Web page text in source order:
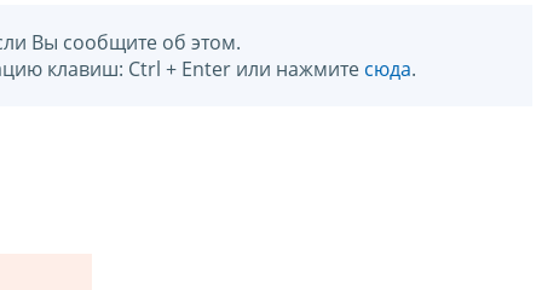
Вы сообщите об этом.
клавиш: Ctrl + Enter или нажмите сюда.